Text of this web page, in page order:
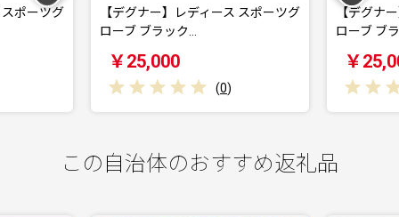
【デグナー】レディース スポーツグ
ローブ ブラック…
￥25,000
(0)
【デグナー】レディー
ローブ ブラック…
￥25,000
(0
この自治体のおすすめ返礼品